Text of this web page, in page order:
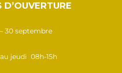
D’OUVERTURE
30 septembre
jeudi 08h-15h